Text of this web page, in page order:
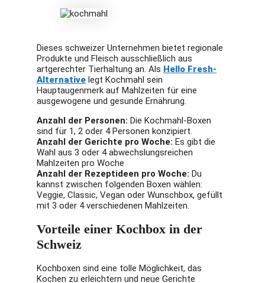
Dieses schweizer Unternehmen bietet regionale
Produkte und Fleisch ausschließlich aus
artgerechter Tierhaltung an. Als Hello Fresh-
Alternative legt Kochmahl sein
Hauptaugenmerk auf Mahlzeiten für eine
ausgewogene und gesunde Ernährung.
Anzahl der Personen: Die Kochmahl-Boxen
sind für 1, 2 oder 4 Personen konzipiert.
Anzahl der Gerichte pro Woche: Es gibt die
Wahl aus 3 oder 4 abwechslungsreichen
Mahlzeiten pro Woche
Anzahl der Rezeptideen pro Woche: Du
kannst zwischen folgenden Boxen wählen:
Veggie, Classic, Vegan oder Wunschbox, gefüllt
mit 3 oder 4 verschiedenen Mahlzeiten.
Vorteile einer Kochbox in der
Schweiz
Kochboxen sind eine tolle Möglichkeit, das
Kochen zu erleichtern und neue Gerichte